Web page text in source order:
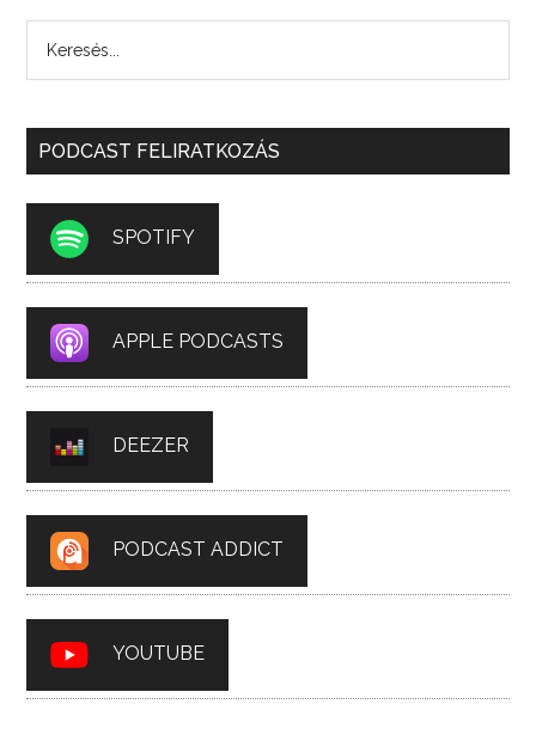
PODCAST FELIRATKOZÁS
SPOTIFY
APPLE PODCASTS
DEEZER
PODCAST ADDICT
YOUTUBE